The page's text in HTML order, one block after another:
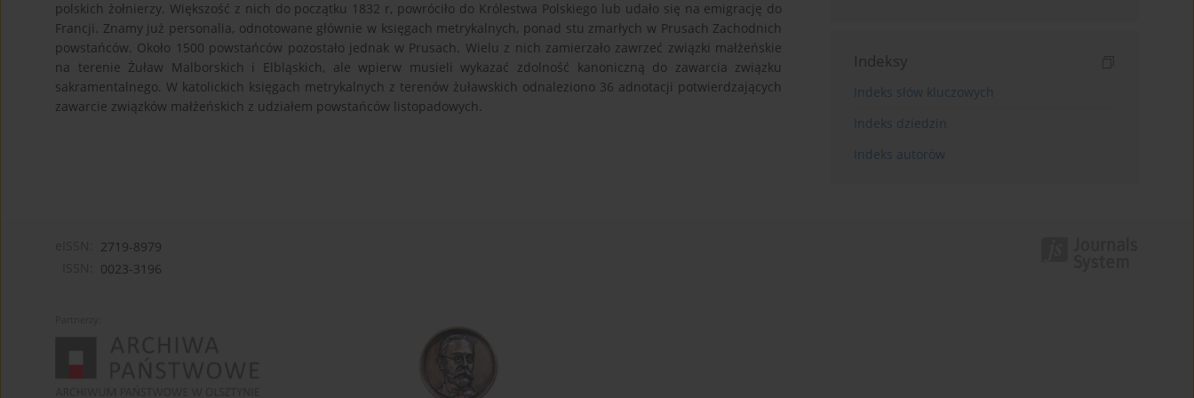
polskich żołnierzy. Większość z nich do początku 1832 r, powróciło do Królestwa Polskiego lub udało się na emigrację do
Francji. Znamy już personalia, odnotowane głównie w księgach metrykalnych, ponad stu zmarłych w Prusach Zachodnich
powstańców. Około 1500 powstańców pozostało jednak w Prusach. Wielu z nich zamierzało zawrzeć związki małżeńskie
na terenie Żuław Malborskich i Elbląskich, ale wpierw musieli wykazać zdolność kanoniczną do zawarcia związku
sakramentalnego. W katolickich księgach metrykalnych z terenów żuławskich odnaleziono 36 adnotacji potwierdzających
zawarcie związków małżeńskich z udziałem powstańców listopadowych.
Indeksy
Indeks słów kluczowych
Indeks dziedzin
Indeks autorów
2719-8979
0023-3196